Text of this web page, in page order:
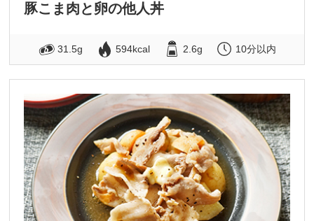
豚こま肉と卵の他人丼
31.5g 594kcal 2.6g 10分以内